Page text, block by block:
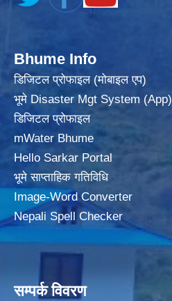
Bhume Info
डिजिटल प्रोफाइल (मोबाइल एप)
भूमे Disaster Mgt System (App)
डिजिटल प्रोफाइल
mWater Bhume
Hello Sarkar Portal
भूमे साप्ताहिक गतिविधि
Image-Word Converter
Nepali Spell Checker
सम्पर्क विवरण